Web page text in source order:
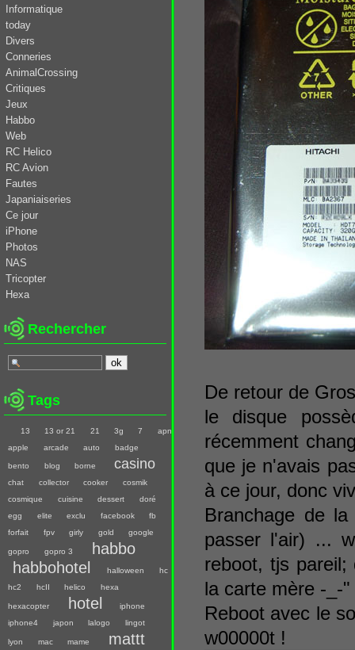
De retour de
le disque
récemment
que je n'avais
à ce jour, donc
Branchage de
passer l'air) ...
reboot, tjs
la carte mère -_-"
Reboot avec le
w00000t !
Informatique
today
Divers
Conneries
AnimalCrossing
Critiques
Jeux
Habbo
Web
RC Helico
RC Avion
Fautes
Japaniaiseries
Ce jour
iPhone
Photos
NAS
Tricopter
Hexa
Rechercher
Tags
13 13 or 21 21 3g 7
apn
apple
arcade auto badge
bento blog borne casino
chat collector cooker
cosmik
cosmique
cuisine dessert
doré
egg
elite exclu facebook
fb
forfait
fpv girly gold google
gopro gopro 3
habbo
habbohotel
halloween
hc
hc2
hcII helico hexa
hexacopter hotel
iphone
iphone4
japon lalogo lingot
lyon mac mame mattt